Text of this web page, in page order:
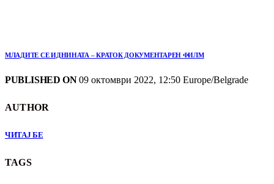
МЛАДИТЕ СЕ ИДНИНАТА – КРАТОК ДОКУМЕНТАРЕН ФИЛМ
PUBLISHED ON09 октомври 2022, 12:50 Europe/Belgrade
AUTHOR
ЧИТАЈ БЕ
TAGS